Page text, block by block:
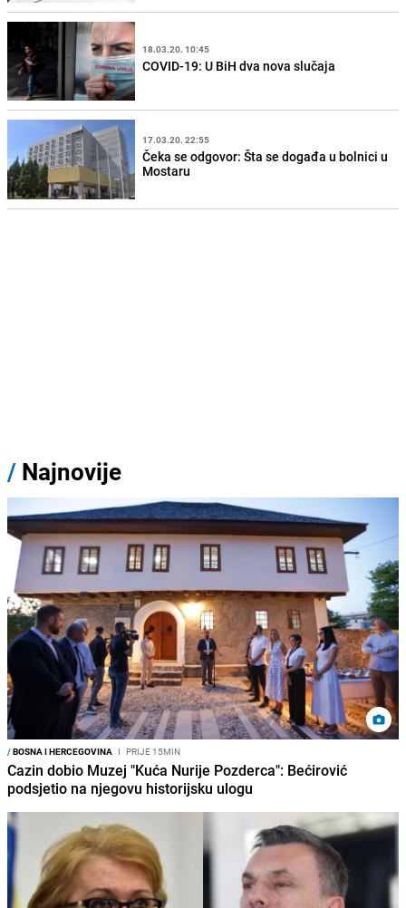
18.03.20. 10:45
COVID-19: U BiH dva nova slučaja
17.03.20. 22:55
Čeka se odgovor: Šta se događa u bolnici u
Mostaru
/ Najnovije
/BOSNA I HERCEGOVINA I PRIJE 15MIN
Cazin dobio Muzej "Kuća Nurije Pozderca": Bećirović
podsjetio na njegovu historijsku ulogu